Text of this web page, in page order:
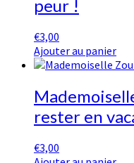
peur !
€3,00
Ajouter au panier
rester en
€3,00